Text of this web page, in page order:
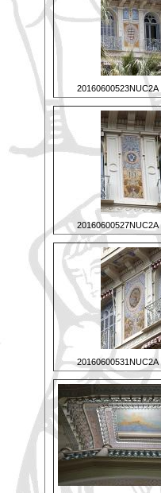
20160600523NUC2A
20160600527NUC2A
20160600531NUC2A